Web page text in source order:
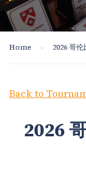
Home 2026 哥
Back to
2026